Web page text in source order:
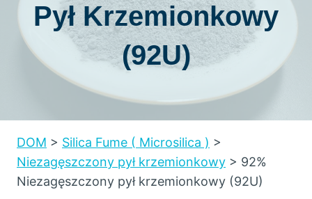
Pył Krzemionkowy
(92U)
DOM > Silica Fume ( Microsilica ) >
Niezagęszczony pył krzemionkowy > 92%
Niezagęszczony pył krzemionkowy (92U)